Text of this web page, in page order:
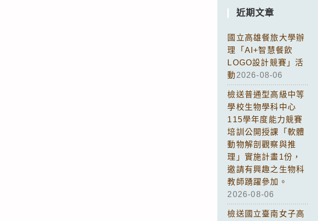
近期文章
國立高雄餐旅大學辦
理「AI+智慧餐飲
LOGO設計競賽」活
動 2026-08-06
檢送普通型高級中等
學校生物學科中心
115學年度能力競賽
培訓公開授課「軟體
動物解剖觀察與推
理」實施計畫1份，
邀請有興趣之生物科
教師踴躍參加。
2026-08-06
檢送國立臺南女子高